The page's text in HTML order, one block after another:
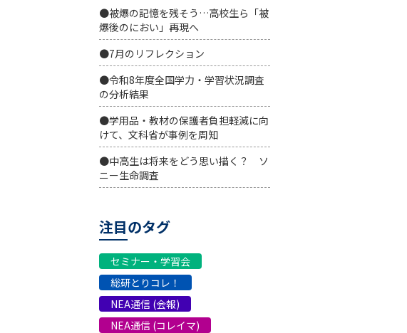
●被爆の記憶を残そう…高校生ら「被
爆後のにおい」再現へ
●7月のリフレクション
●令和8年度全国学力・学習状況調査
の分析結果
●学用品・教材の保護者負担軽減に向
けて、文科省が事例を周知
●中高生は将来をどう思い描く？ ソ
ニー生命調査
注目のタグ
セミナー・学習会
総研とりコレ！
NEA通信 (会報)
NEA通信 (コレイマ)